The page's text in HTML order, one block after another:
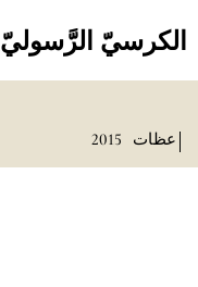
الكرسيّ الرَّسوليّ
عظات 2015